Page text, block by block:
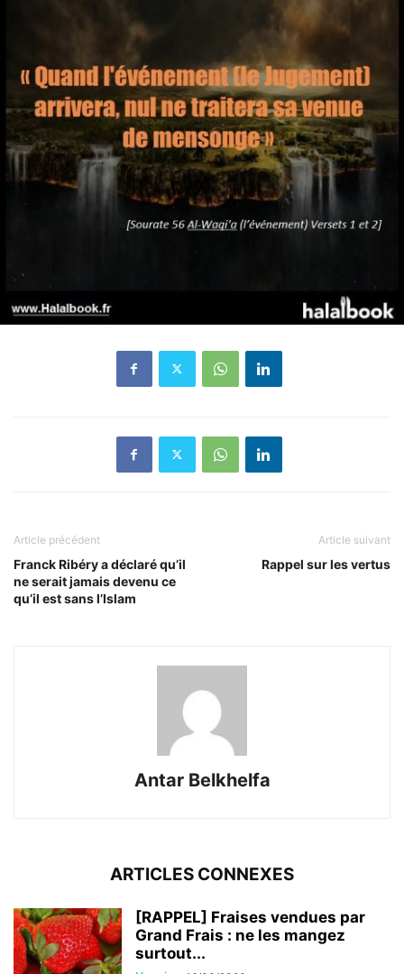
Article précédent
Franck Ribéry a déclaré qu’il
ne serait jamais devenu ce
qu’il est sans l’Islam
Article suivant
Rappel sur les vertus
Antar Belkhelfa
ARTICLES CONNEXES
[RAPPEL] Fraises vendues par
Grand Frais : ne les mangez
surtout...